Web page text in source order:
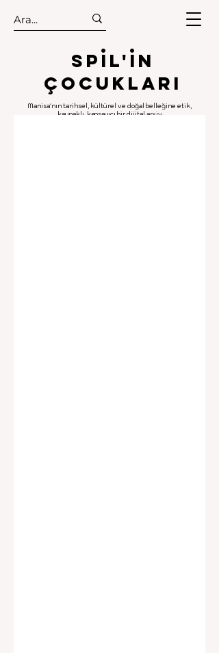
.
.
Spıl'in
Çocukları
Manisa'nın tarihsel, kültürel ve doğal belleğine etik,
kaynaklı, kapsayıcı bir dijital arşiv